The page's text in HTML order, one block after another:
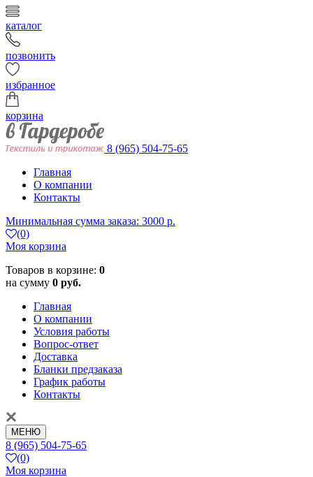
каталог
позвонить
избранное
корзина
8 (965) 504-75-65
Главная
О компании
Контакты
Минимальная сумма заказа: 3000 р.
(0)
Моя корзина
Товаров в корзине: 0
на сумму 0 руб.
Главная
О компании
Условия работы
Вопрос-ответ
Доставка
Бланки предзаказа
График работы
Контакты
МЕНЮ
8 (965) 504-75-65
(0)
Моя корзина